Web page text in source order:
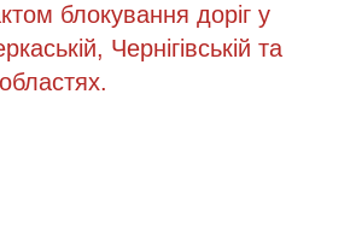
блокування доріг у
Чернігівській та